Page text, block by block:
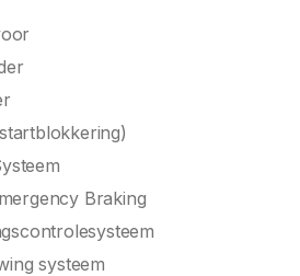
Braking
systeem